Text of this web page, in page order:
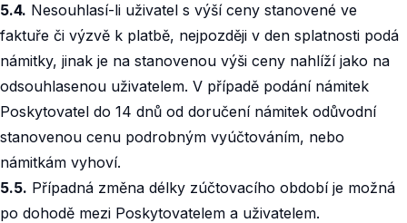
5.4. Nesouhlasí-li uživatel s výší ceny stanovené ve
faktuře či výzvě k platbě, nejpozději v den splatnosti podá
námitky, jinak je na stanovenou výši ceny nahlíží jako na
odsouhlasenou uživatelem. V případě podání námitek
Poskytovatel do 14 dnů od doručení námitek odůvodní
stanovenou cenu podrobným vyúčtováním, nebo
námitkám vyhoví.‍
5.5. Případná změna délky zúčtovacího období je možná
po dohodě mezi Poskytovatelem a uživatelem.‍